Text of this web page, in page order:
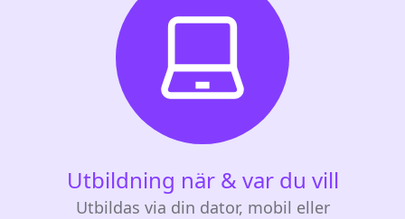
Utbildning när & var du vill
Utbildas via din dator, mobil eller